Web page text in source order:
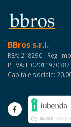
BBros s.r.l.
REA: 218290 - Reg.
P. IVA:
Capitale sociale: